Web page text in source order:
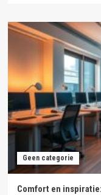
Geen categorie
Comfort en